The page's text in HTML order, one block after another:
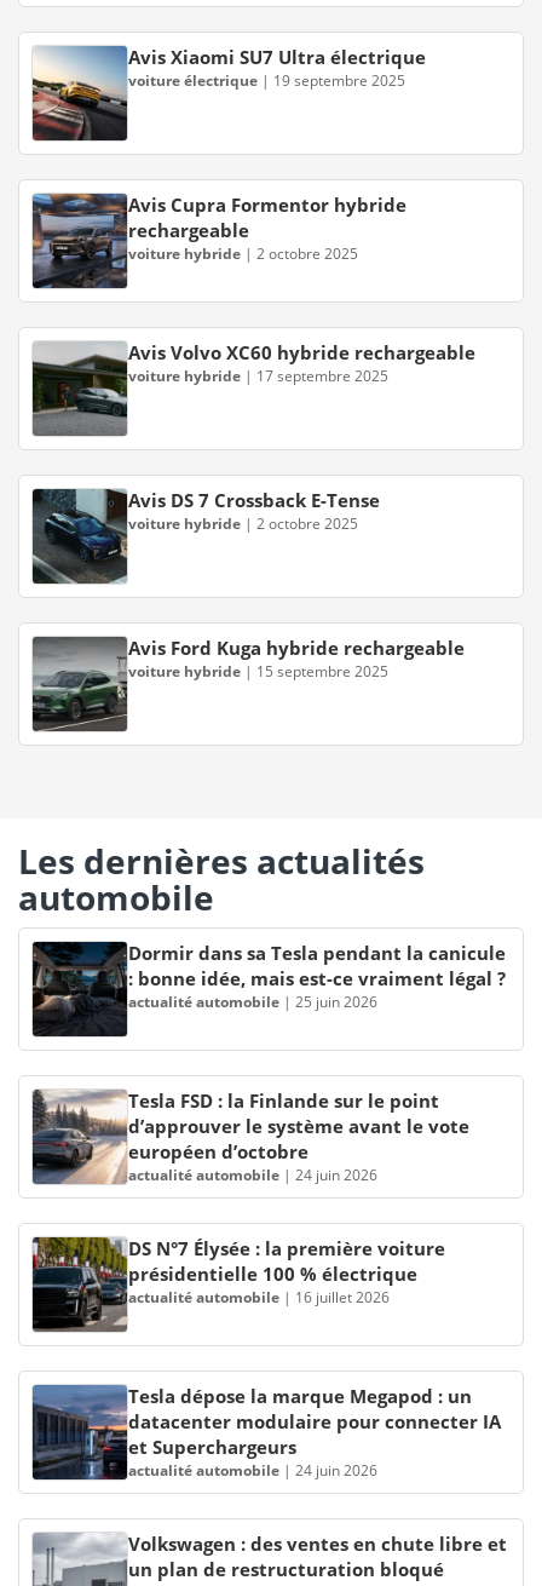
Avis Xiaomi SU7 Ultra électrique
voiture électrique | 19 septembre 2025
Avis Cupra Formentor hybride
rechargeable
voiture hybride | 2 octobre 2025
Avis Volvo XC60 hybride rechargeable
voiture hybride | 17 septembre 2025
Avis DS 7 Crossback E-Tense
voiture hybride | 2 octobre 2025
Avis Ford Kuga hybride rechargeable
voiture hybride | 15 septembre 2025
Les dernières actualités
automobile
Dormir dans sa Tesla pendant la canicule
: bonne idée, mais est-ce vraiment légal ?
actualité automobile | 25 juin 2026
Tesla FSD : la Finlande sur le point
d’approuver le système avant le vote
européen d’octobre
actualité automobile | 24 juin 2026
DS N°7 Élysée : la première voiture
présidentielle 100 % électrique
actualité automobile | 16 juillet 2026
Tesla dépose la marque Megapod : un
datacenter modulaire pour connecter IA
et Superchargeurs
actualité automobile | 24 juin 2026
Volkswagen : des ventes en chute libre et
un plan de restructuration bloqué